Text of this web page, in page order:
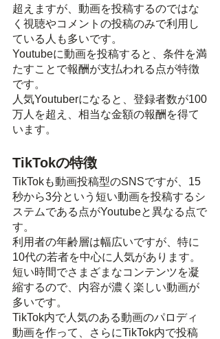
超えますが、動画を投稿するのではな
く視聴やコメントの投稿のみで利用し
ている人も多いです。
Youtubeに動画を投稿すると、条件を満
たすことで報酬が支払われる点が特徴
です。
人気Youtuberになると、登録者数が100
万人を超え、相当な金額の報酬を得て
います。
TikTokの特徴
TikTokも動画投稿型のSNSですが、15
秒から3分という短い動画を投稿するシ
ステムである点がYoutubeと異なる点で
す。
利用者の年齢層は幅広いですが、特に
10代の若者を中心に人気があります。
短い時間でさまざまなコンテンツを凝
縮するので、内容が濃く楽しい動画が
多いです。
TikTok内で人気のある動画のパロディ
動画を作って、さらにTikTok内で投稿